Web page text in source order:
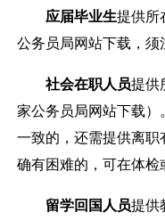
应届毕业生提供所
公务员局网站下载，须
社会在职人员提供
家公务员局网站下载）
一致的，还需提供离职
确有困难的，可在体检
留学回国人员提供